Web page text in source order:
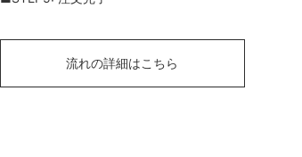
流れの詳細はこちら